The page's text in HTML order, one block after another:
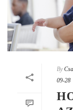
By
09-28